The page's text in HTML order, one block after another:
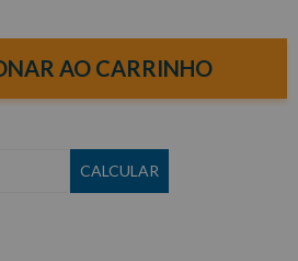
AO CARRINHO